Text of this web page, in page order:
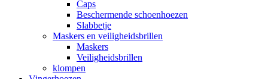
Caps
Beschermende schoenhoezen
Slabbetje
Maskers en veiligheidsbrillen
Maskers
Veiligheidsbrillen
klompen